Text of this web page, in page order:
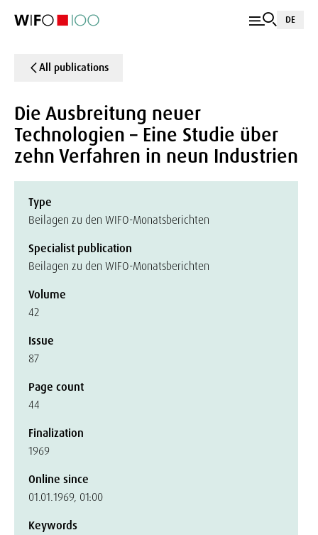
DE
All publications
Die Ausbreitung neuer
Technologien – Eine Studie über
zehn Verfahren in neun Industrien
Type
Beilagen zu den WIFO-Monatsberichten
Specialist publication
Beilagen zu den WIFO-Monatsberichten
Volume
42
Issue
87
Page count
44
Finalization
1969
Online since
01.01.1969, 01:00
Keywords